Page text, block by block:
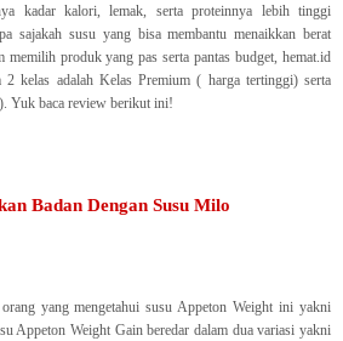
kadar kalori, lemak, serta proteinnya lebih tinggi
sajakah susu yang bisa membantu menaikkan berat
memilih produk yang pas serta pantas budget, hemat.id
2 kelas adalah Kelas Premium ( harga tertinggi) serta
Yuk baca review berikut ini!
Badan Dengan Susu Milo
yang mengetahui susu Appeton Weight ini yakni
Appeton Weight Gain beredar dalam dua variasi yakni